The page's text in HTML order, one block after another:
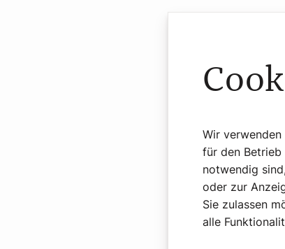
Wir
für den Betrieb
notwendig
oder zur
Sie zulassen
alle